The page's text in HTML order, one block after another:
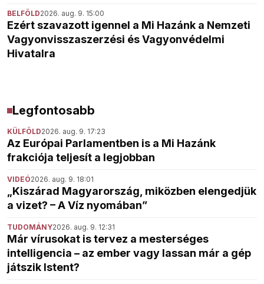
BELFÖLD2026. aug. 9. 15:00
Ezért szavazott igennel a Mi Hazánk a Nemzeti
Vagyonvisszaszerzési és Vagyonvédelmi
Hivatalra
Legfontosabb
KÜLFÖLD2026. aug. 9. 17:23
Az Európai Parlamentben is a Mi Hazánk
frakciója teljesít a legjobban
VIDEÓ2026. aug. 9. 18:01
„Kiszárad Magyarország, miközben elengedjük
a vizet? – A Víz nyomában”
TUDOMÁNY2026. aug. 9. 12:31
Már vírusokat is tervez a mesterséges
intelligencia – az ember vagy lassan már a gép
játszik Istent?